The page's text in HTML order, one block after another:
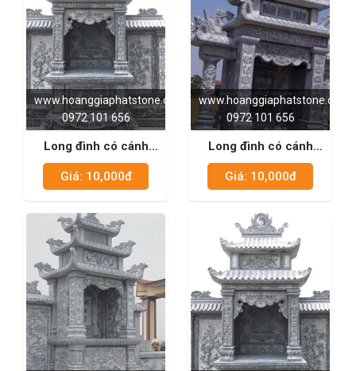
www.hoanggiaphatstone.com
0972 101 656
Long đình có cánh
trắng xám 02
Giá: 10,000đ
www.hoanggiaphatstone.com
0972 101 656
Long đình có cánh
xanh rêu 04
Giá: 10,000đ